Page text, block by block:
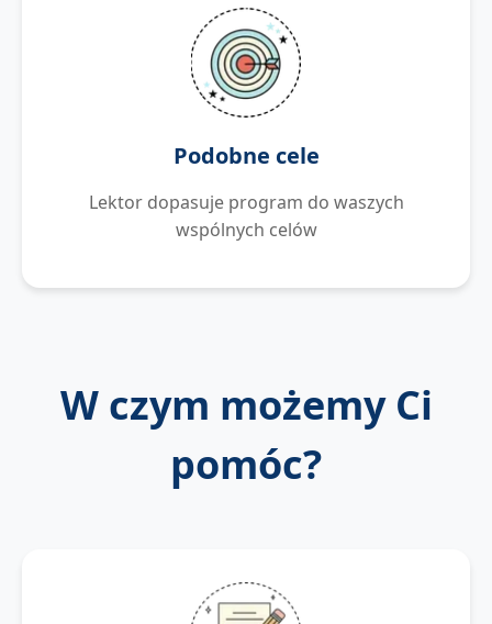
Podobne cele
Lektor dopasuje program do waszych
wspólnych celów
W czym możemy Ci
pomóc?